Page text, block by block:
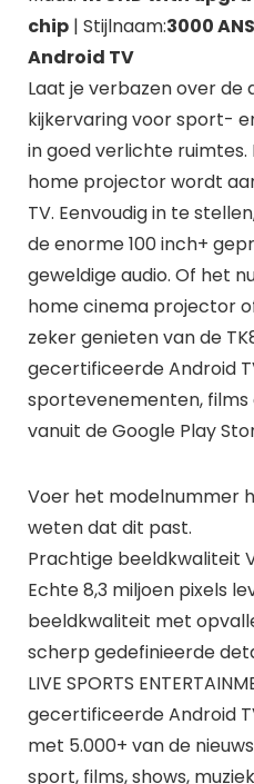
chip| Stijlnaam:3000
Android TV
Laat je verbazen over de
kijkervaring voor sport-
in goed verlichte ruimtes.
home projector wordt
TV. Eenvoudig in te
de enorme 100 inch+
geweldige audio. Of het
home cinema projector
zeker genieten van de
gecertificeerde Android
sportevenementen,
vanuit de Google Play
Voer het modelnummer
weten dat dit past.
Prachtige beeldkwaliteit
Echte 8,3 miljoen pixels
beeldkwaliteit met
scherp gedefinieerde
LIVE SPORTS
gecertificeerde Android
met 5.000+ van de
sport, films, shows,